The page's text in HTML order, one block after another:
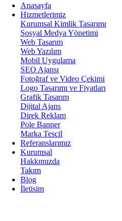
Anasayfa
Hizmetlerimiz
Kurumsal Kimlik Tasarımı
Sosyal Medya Yönetimi
Web Tasarım
Web Yazılım
Mobil Uygulama
SEO Ajansı
Fotoğraf ve Video Çekimi
Logo Tasarımı ve Fiyatları
Grafik Tasarım
Dijital Ajans
Direk Reklam
Pole Banner
Marka Tescil
Referanslarımız
Kurumsal
Hakkımızda
Takım
Blog
İletisim